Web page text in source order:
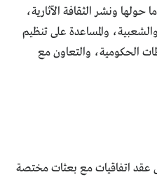
حولها ونشر الثقافة الآثارية،
والمساعدة على تنظيم
الحكومية، والتعاون مع
عقد اتفاقيات مع بعثات مختصة